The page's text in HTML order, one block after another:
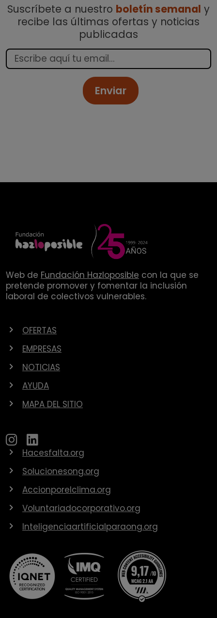
Suscríbete a nuestro boletín semanal y
recibe las últimas ofertas y noticias
publicadas
Enviar
Web de Fundación Hazloposible con la que se
pretende promover y fomentar la inclusión
laboral de colectivos vulnerables.
OFERTAS
EMPRESAS
NOTICIAS
AYUDA
MAPA DEL SITIO
Hacesfalta.org
Solucionesong.org
Accionporelclima.org
Voluntariadocorporativo.org
Inteligenciaartificialparaong.org